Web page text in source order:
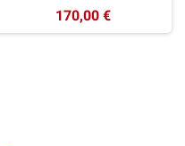
170,00 €